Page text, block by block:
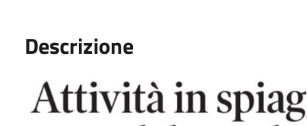
Descrizione